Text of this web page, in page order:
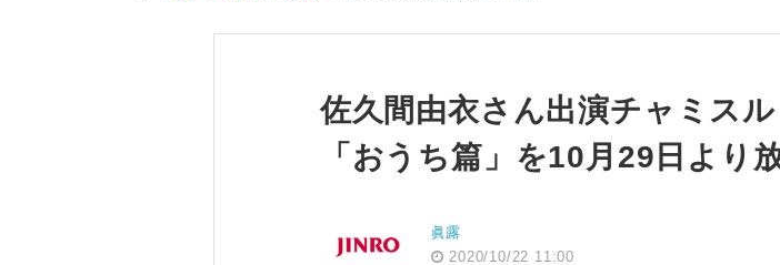
佐久間由衣さん出演チャミスル
「おうち篇」を10月29日より
眞露
2020/10/22 11:00